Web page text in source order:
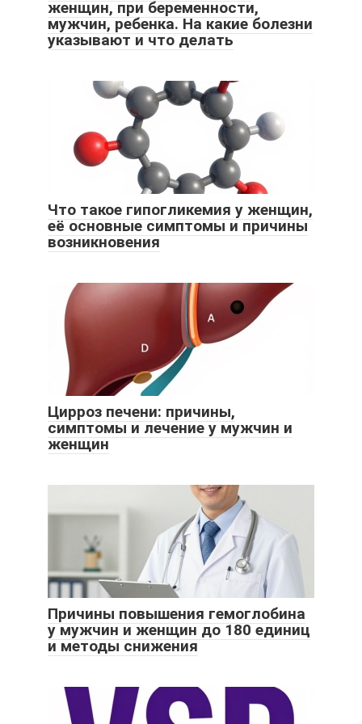
женщин, при беременности,
мужчин, ребенка. На какие болезни
указывают и что делать
Что такое гипогликемия у женщин,
её основные симптомы и причины
возникновения
Цирроз печени: причины,
симптомы и лечение у мужчин и
женщин
Причины повышения гемоглобина
у мужчин и женщин до 180 единиц
и методы снижения